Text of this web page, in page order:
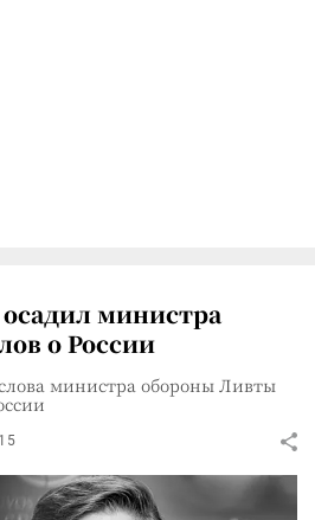
министра
о России
министра обороны Ливты
15